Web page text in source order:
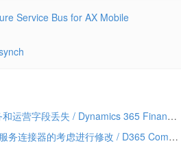
Service Bus for AX Mobile
更新后 Dynamics 365 财务和运营字段丢失 / Dynamics 365 Finance and Operations field missing after update
D365商业对 Adyen支付和服务连接器的考虑进行修改 / D365 Commerce making changes to Adyen payment and service connector considerations